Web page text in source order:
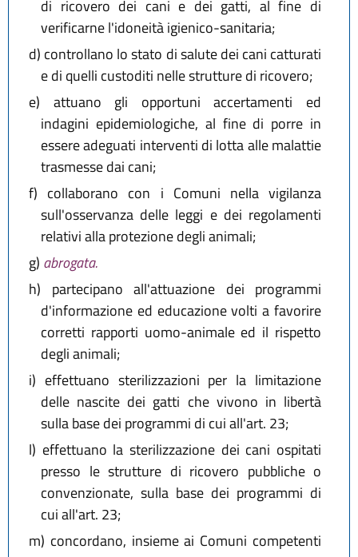
di ricovero dei cani e dei gatti, al fine di
verificarne l'idoneità igienico-sanitaria;
d) controllano lo stato di salute dei cani catturati
e di quelli custoditi nelle strutture di ricovero;
e) attuano gli opportuni accertamenti ed
indagini epidemiologiche, al fine di porre in
essere adeguati interventi di lotta alle malattie
trasmesse dai cani;
f) collaborano con i Comuni nella vigilanza
sull'osservanza delle leggi e dei regolamenti
relativi alla protezione degli animali;
g) abrogata.
h) partecipano all'attuazione dei programmi
d'informazione ed educazione volti a favorire
corretti rapporti uomo-animale ed il rispetto
degli animali;
i) effettuano sterilizzazioni per la limitazione
delle nascite dei gatti che vivono in libertà
sulla base dei programmi di cui all'art. 23;
l) effettuano la sterilizzazione dei cani ospitati
presso le strutture di ricovero pubbliche o
convenzionate, sulla base dei programmi di
cui all'art. 23;
m) concordano, insieme ai Comuni competenti